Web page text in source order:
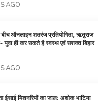
AGO
बीच ऑनलाइन शतरंज प्रतियोगिता, ऋतुराज
युवा ही कर सकते है स्वस्थ एवं सशक्त बिहार
AGO
ईसाई मिशनरियों का जाल: अशोक भाटिया